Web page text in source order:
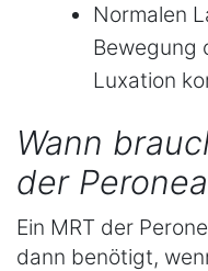
Normalen
Bewegung
Luxation
Wann
der
Ein MRT der
dann benötigt,